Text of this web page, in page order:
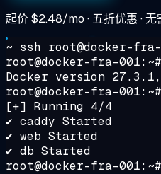
起价$2.48/mo · 五折优惠 ·
~ ssh root@docker-fra-
root@docker-fra-001:~#
Docker version
root@docker-fra-001:~#
[+] Running 4/4
✔ caddy Started
✔ web Started
✔ db Started
root@docker-fra-001:~#